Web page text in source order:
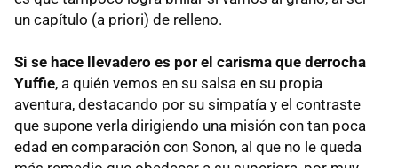
un capítulo (a priori) de relleno.
Si se hace llevadero es por el carisma que derrocha
Yuffie, a quién vemos en su salsa en su propia
aventura, destacando por su simpatía y el contraste
que supone verla dirigiendo una misión con tan poca
edad en comparación con Sonon, al que no le queda